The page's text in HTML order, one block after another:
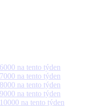
na tento týden
na tento týden
na tento týden
na tento týden
na tento týden